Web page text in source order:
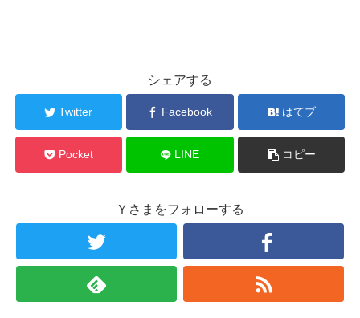
シェアする
Twitter Facebook はてブ
Pocket LINE コピー
Ｙさまをフォローする